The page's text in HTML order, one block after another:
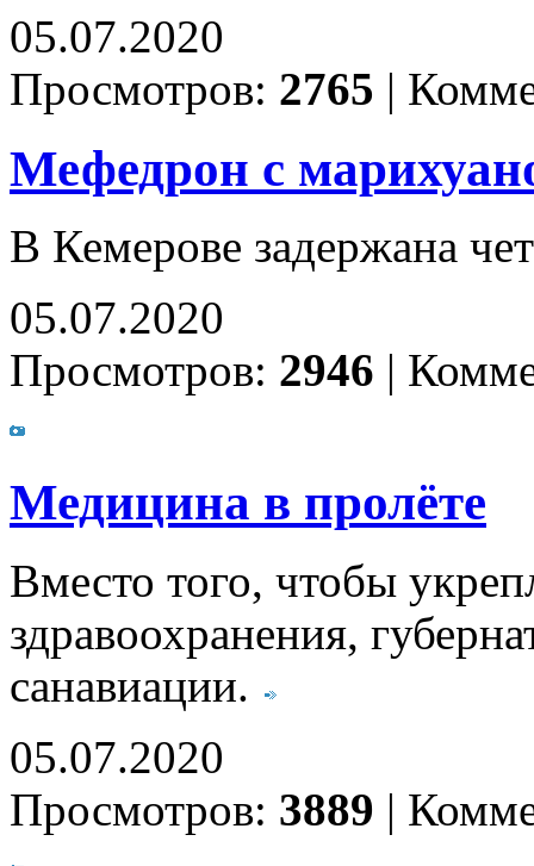
05.07.2020
Просмотров: 2765 |
Мефедрон с
В Кемерове задержана
05.07.2020
Просмотров: 2946 |
Медицина в пролёте
Вместо того, чтобы
здравоохранения,
санавиации.
05.07.2020
Просмотров: 3889 |